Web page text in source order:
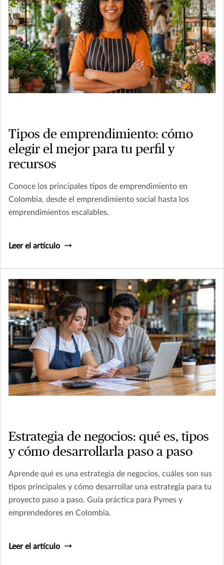
Tipos de emprendimiento: cómo
elegir el mejor para tu perfil y
recursos
Conoce los principales tipos de emprendimiento en
Colombia, desde el emprendimiento social hasta los
emprendimientos escalables.
Leer el artículo
Estrategia de negocios: qué es, tipos
y cómo desarrollarla paso a paso
Aprende qué es una estrategia de negocios, cuáles son sus
tipos principales y cómo desarrollar una estrategia para tu
proyecto paso a paso. Guía práctica para Pymes y
emprendedores en Colombia.
Leer el artículo